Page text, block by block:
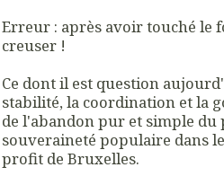
Erreur : après avoir touché le
creuser !
Ce dont il est question
stabilité, la coordination et la
de l'abandon pur et simple du
souveraineté populaire dans
profit de Bruxelles.